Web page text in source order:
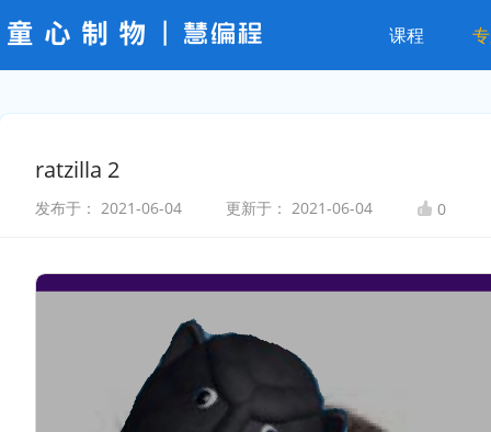
课程
ratzilla 2
发布于： 2021-06-04 更新于： 2021-06-04 0